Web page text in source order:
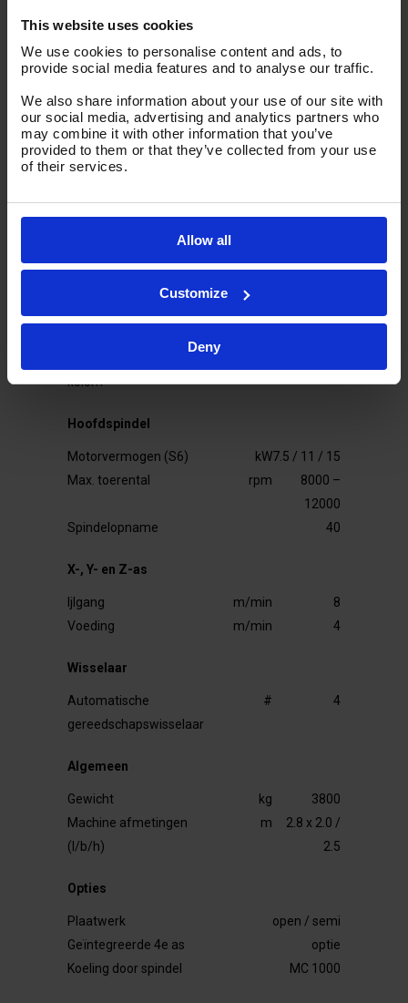
This website uses cookies
We use cookies to personalise content and ads, to
provide social media features and to analyse our traffic.
We also share information about your use of our site with
our social media, advertising and analytics partners who
may combine it with other information that you’ve
provided to them or that they’ve collected from your use
of their services.
Allow all
Customize
Deny
STYLE BT 1000
freesmachine
Machine
Slag X-as
Slag Z-as
mm
650
Tafelafmeting
mm 1400 x 410
Max. tafelbelasting
kolom
Hoofdspindel
Motorvermogen (S6) kW7.5 / 11 / 15
Max. toerental
rpm
8000 –
12000
Spindelopname
40
X-, Y- en Z-as
Ijlgang m/min
8
Voeding
m/min 4
Wisselaar
Automatische
gereedschapswisselaar
# 4
Algemeen
Gewicht kg
3800
Machine afmetingen
(l/b/h)
m
2.8 x 2.0 /
2.5
Opties
Plaatwerk
open / semi
Geïntegreerde 4e as
optie
Koeling door spindel
MC 1000